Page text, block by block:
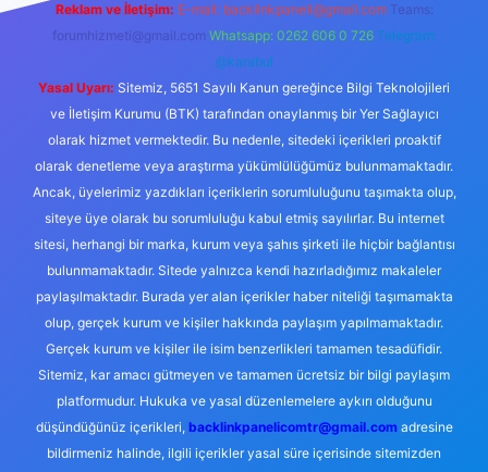
Reklam ve İletişim: E-mail: backlinkpaneli@gmail.com Teams:
forumhizmeti@gmail.com Whatsapp: 0262 606 0 726 Telegram:
@karabul
Yasal Uyarı: Sitemiz, 5651 Sayılı Kanun gereğince Bilgi Teknolojileri
ve İletişim Kurumu (BTK) tarafından onaylanmış bir Yer Sağlayıcı
olarak hizmet vermektedir. Bu nedenle, sitedeki içerikleri proaktif
olarak denetleme veya araştırma yükümlülüğümüz bulunmamaktadır.
Ancak, üyelerimiz yazdıkları içeriklerin sorumluluğunu taşımakta olup,
siteye üye olarak bu sorumluluğu kabul etmiş sayılırlar. Bu internet
sitesi, herhangi bir marka, kurum veya şahıs şirketi ile hiçbir bağlantısı
bulunmamaktadır. Sitede yalnızca kendi hazırladığımız makaleler
paylaşılmaktadır. Burada yer alan içerikler haber niteliği taşımamakta
olup, gerçek kurum ve kişiler hakkında paylaşım yapılmamaktadır.
Gerçek kurum ve kişiler ile isim benzerlikleri tamamen tesadüfidir.
Sitemiz, kar amacı gütmeyen ve tamamen ücretsiz bir bilgi paylaşım
platformudur. Hukuka ve yasal düzenlemelere aykırı olduğunu
düşündüğünüz içerikleri, backlinkpanelicomtr@gmail.comadresine
bildirmeniz halinde, ilgili içerikler yasal süre içerisinde sitemizden